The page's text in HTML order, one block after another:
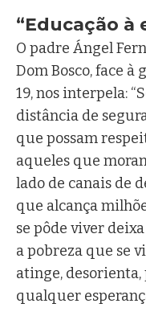
“Educação à
O padre Ángel
Dom Bosco, face à
19, nos interpela:
distância de
que possam
aqueles que
lado de canais de
que alcança
se pôde viver
a pobreza que se
atinge,
qualquer